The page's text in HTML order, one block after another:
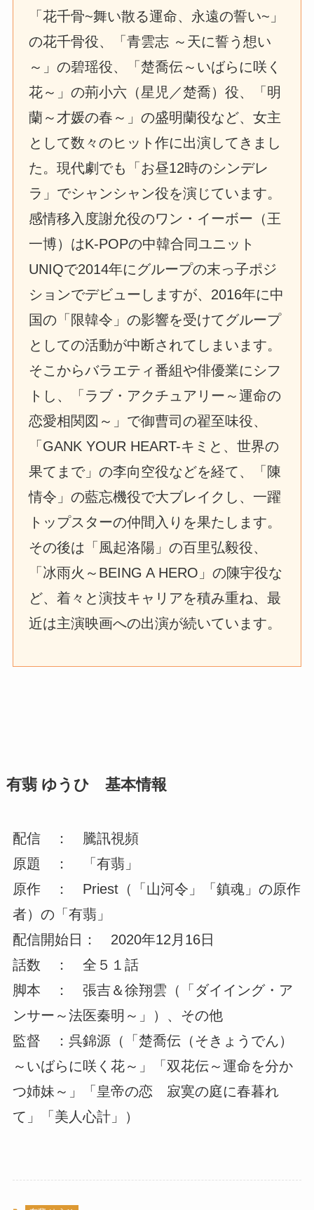
「花千骨~舞い散る運命、永遠の誓い~」
の花千骨役、「青雲志 ～天に誓う想い
～」の碧瑶役、「楚喬伝～いばらに咲く
花～」の荊小六（星児／楚喬）役、「明
蘭～才媛の春～」の盛明蘭役など、女主
として数々のヒット作に出演してきまし
た。現代劇でも「お昼12時のシンデレ
ラ」でシャンシャン役を演じています。
感情移入度謝允役のワン・イーボー（王
一博）はK-POPの中韓合同ユニット
UNIQで2014年にグループの末っ子ポジ
ションでデビューしますが、2016年に中
国の「限韓令」の影響を受けてグループ
としての活動が中断されてしまいます。
そこからバラエティ番組や俳優業にシフ
トし、「ラブ・アクチュアリー～運命の
恋愛相関図～」で御曹司の翟至味役、
「GANK YOUR HEART-キミと、世界の
果てまで」の李向空役などを経て、「陳
情令」の藍忘機役で大ブレイクし、一躍
トップスターの仲間入りを果たします。
その後は「風起洛陽」の百里弘毅役、
「冰雨火～BEING A HERO」の陳宇役な
ど、着々と演技キャリアを積み重ね、最
近は主演映画への出演が続いています。
有翡 ゆうひ 基本情報
配信 ： 騰訊視頻
原題 ： 「有翡」
原作 ： Priest（「山河令」「鎮魂」の原作
者）の「有翡」
配信開始日： 2020年12月16日
話数 ： 全５１話
脚本 ： 張吉＆徐翔雲（「ダイイング・ア
ンサー～法医秦明～」）、その他
監督 ：呉錦源（「楚喬伝（そきょうでん）
～いばらに咲く花～」「双花伝～運命を分か
つ姉妹～」「皇帝の恋 寂寞の庭に春暮れ
て」「美人心計」）